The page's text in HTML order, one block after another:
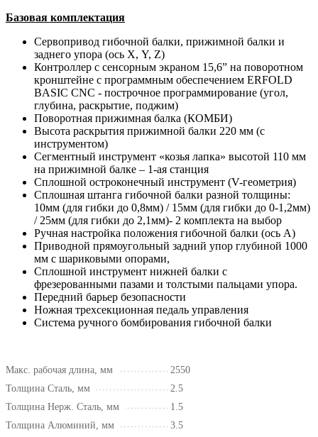
Базовая комплектация
Сервопривод гибочной балки, прижимной балки и
заднего упора (ось Х, Y, Z)
Контроллер с сенсорным экраном 15,6” на поворотном
кронштейне с программным обеспечением ERFOLD
BASIC CNC - построчное программирование (угол,
глубина, раскрытие, поджим)
Поворотная прижимная балка (КОМБИ)
Высота раскрытия прижимной балки 220 мм (с
инструментом)
Сегментный инструмент «козья лапка» высотой 110 мм
на прижимной балке – 1-ая станция
Сплошной остроконечный инструмент (V-геометрия)
Сплошная штанга гибочной балки разной толщины:
10мм (для гибки до 0,8мм) / 15мм (для гибки до 0-1,2мм)
/ 25мм (для гибки до 2,1мм)- 2 комплекта на выбор
Ручная настройка положения гибочной балки (ось А)
Приводной прямоугольный задний упор глубиной 1000
мм с шариковыми опорами,
Сплошной инструмент нижней балки c
фрезерованными пазами и толстыми пальцами упора.
Передний барьер безопасности
Ножная трехсекционная педаль управления
Система ручного бомбирования гибочной балки
Макс. рабочая длина, мм
2550
Толщина Сталь, мм
2.5
Толщина Нерж. Сталь, мм
1.5
Толщина Алюминий, мм
3.5